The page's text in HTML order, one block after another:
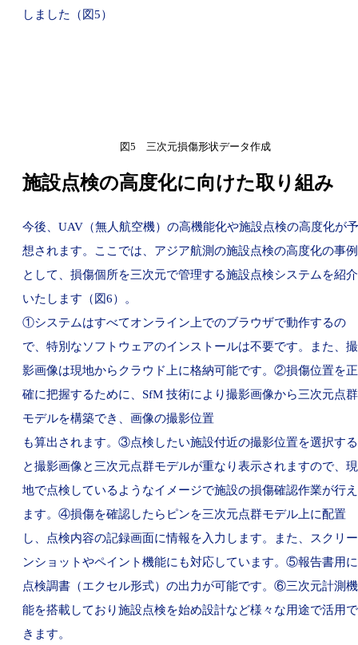
しました（図5）
図5 三次元損傷形状データ作成
施設点検の高度化に向けた取り組み
今後、UAV（無人航空機）の高機能化や施設点検の高度化が予
想されます。ここでは、アジア航測の施設点検の高度化の事例
として、損傷個所を三次元で管理する施設点検システムを紹介
いたします（図6）。
①システムはすべてオンライン上でのブラウザで動作するの
で、特別なソフトウェアのインストールは不要です。また、撮
影画像は現地からクラウド上に格納可能です。②損傷位置を正
確に把握するために、SfM 技術により撮影画像から三次元点群
モデルを構築でき、画像の撮影位置
も算出されます。③点検したい施設付近の撮影位置を選択する
と撮影画像と三次元点群モデルが重なり表示されますので、現
地で点検しているようなイメージで施設の損傷確認作業が行え
ます。④損傷を確認したらピンを三次元点群モデル上に配置
し、点検内容の記録画面に情報を入力します。また、スクリー
ンショットやペイント機能にも対応しています。⑤報告書用に
点検調書（エクセル形式）の出力が可能です。⑥三次元計測機
能を搭載しており施設点検を始め設計など様々な用途で活用で
きます。